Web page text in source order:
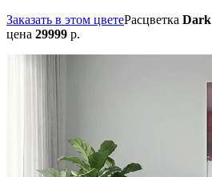
Заказать в этом цветеРасцветка Dark
цена 29999 р.